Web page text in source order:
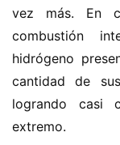
m
n
c
h
i
vez más. En
combustión
hidrógeno
cantidad de
logrando casi
extremo.